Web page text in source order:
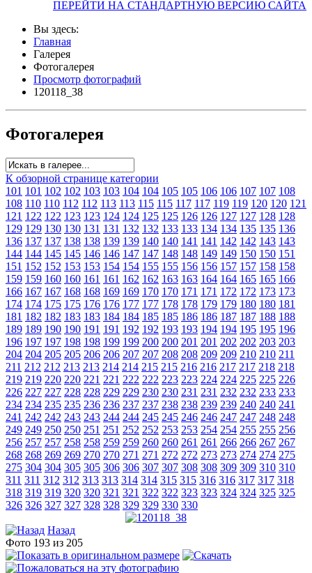
ПЕРЕЙТИ НА СТАНДАРТНУЮ ВЕРСИЮ САЙТА
Вы здесь:
Главная
Галерея
Фотогалерея
Просмотр фотографий
120118_38
Фотогалерея
К обзорной странице категории
101 101 102 102 103 103 104 104 105 105 106 106 107 107 108
108 110 110 112 112 113 113 115 115 117 117 119 119 120 120 121
121 122 122 123 123 124 124 125 125 126 126 127 127 128 128
129 129 130 130 131 131 132 132 133 133 134 134 135 135 136
136 137 137 138 138 139 139 140 140 141 141 142 142 143 143
144 144 145 145 146 146 147 147 148 148 149 149 150 150 151
151 152 152 153 153 154 154 155 155 156 156 157 157 158 158
159 159 160 160 161 161 162 162 163 163 164 164 165 165 166
166 167 167 168 168 169 169 170 170 171 171 172 172 173 173
174 174 175 175 176 176 177 177 178 178 179 179 180 180 181
181 182 182 183 183 184 184 185 185 186 186 187 187 188 188
189 189 190 190 191 191 192 192 193 193 194 194 195 195 196
196 197 197 198 198 199 199 200 200 201 201 202 202 203 203
204 204 205 205 206 206 207 207 208 208 209 209 210 210 211
211 212 212 213 213 214 214 215 215 216 216 217 217 218 218
219 219 220 220 221 221 222 222 223 223 224 224 225 225 226
226 227 227 228 228 229 229 230 230 231 231 232 232 233 233
234 234 235 235 236 236 237 237 238 238 239 239 240 240 241
241 242 242 243 243 244 244 245 245 246 246 247 247 248 248
249 249 250 250 251 251 252 252 253 253 254 254 255 255 256
256 257 257 258 258 259 259 260 260 261 261 266 266 267 267
268 268 269 269 270 270 271 271 272 272 273 273 274 274 275
275 304 304 305 305 306 306 307 307 308 308 309 309 310 310
311 311 312 312 313 313 314 314 315 315 316 316 317 317 318
318 319 319 320 320 321 321 322 322 323 323 324 324 325 325
326 326 327 327 328 328 329 329 330 330
Назад
Фото 193 из 205